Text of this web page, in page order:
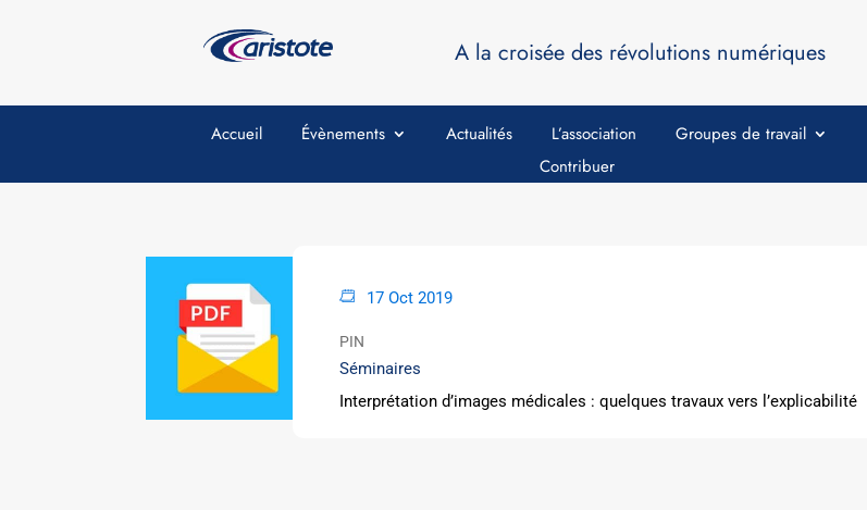
A la croisée des révolutions numériques
Accueil Évènements Actualités L’association Groupes de travail
Contribuer
17 Oct 2019
PIN
Séminaires
Interprétation d’images médicales : quelques travaux vers l’explicabilité